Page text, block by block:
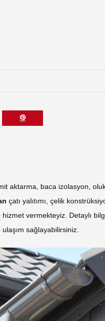
aktarma, baca izolasyon,
çatı yalıtımı, çelik
vermekteyiz. Detaylı
sağlayabilirsiniz.